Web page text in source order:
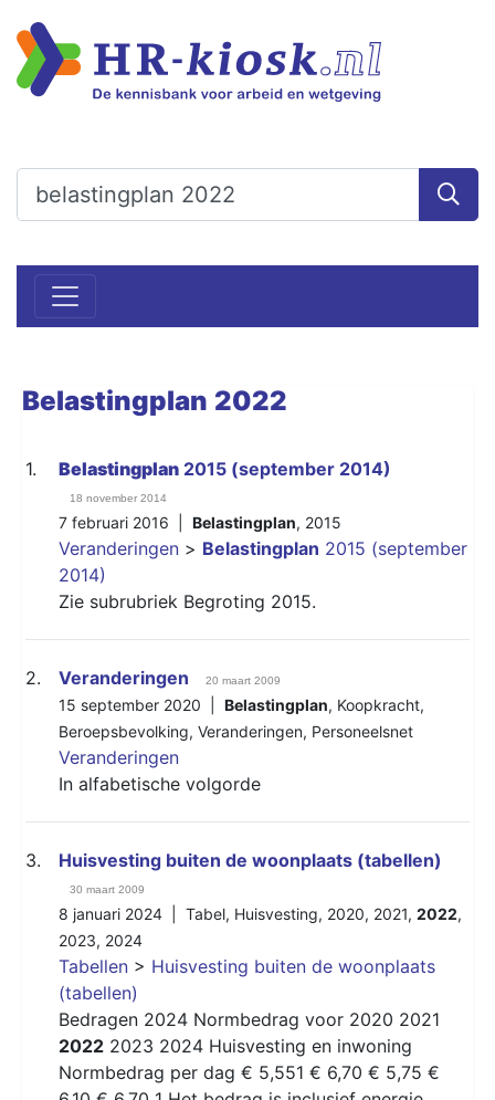
Belastingplan 2022
1. Belastingplan 2015 (september 2014)
18 november 2014
7 februari 2016 | Belastingplan, 2015
Veranderingen > Belastingplan 2015 (september
2014)
Zie subrubriek Begroting 2015.
2. Veranderingen 20 maart 2009
15 september 2020 | Belastingplan, Koopkracht,
Beroepsbevolking, Veranderingen, Personeelsnet
Veranderingen
In alfabetische volgorde
3. Huisvesting buiten de woonplaats (tabellen)
30 maart 2009
8 januari 2024 | Tabel, Huisvesting, 2020, 2021, 2022,
2023, 2024
Tabellen > Huisvesting buiten de woonplaats
(tabellen)
Bedragen 2024 Normbedrag voor 2020 2021
2022 2023 2024 Huisvesting en inwoning
Normbedrag per dag € 5,551 € 6,70 € 5,75 €